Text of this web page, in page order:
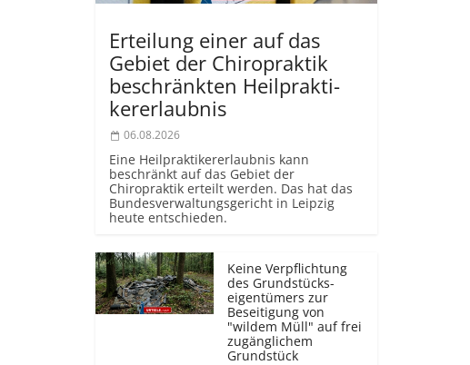
Erteilung einer auf das
Gebiet der Chiropraktik
beschränkten Heilprakti­
kererlaubnis
06.08.2026
Eine Heilprakti­kererlaubnis kann
beschränkt auf das Gebiet der
Chiropraktik erteilt werden. Das hat das
Bundesver­waltungsgericht in Leipzig
heute entschieden.
Keine Verpflichtung
des Grundstücks­
eigentümers zur
Beseitigung von
"wildem Müll" auf frei
zugänglichem
Grundstück